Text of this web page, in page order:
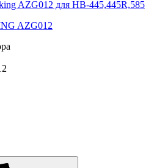
AZG012